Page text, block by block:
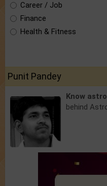
Career / Job
Finance
Health & Fitness
Punit Pandey
Know
behind